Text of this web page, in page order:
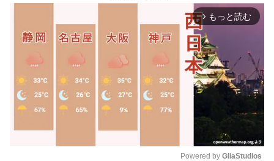
arrow_forward_ios もっと読む
Powered by GliaStudios